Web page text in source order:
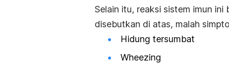
Selain itu, reaksi sistem imun
disebutkan di atas, malah
Hidung tersumbat
Wheezing